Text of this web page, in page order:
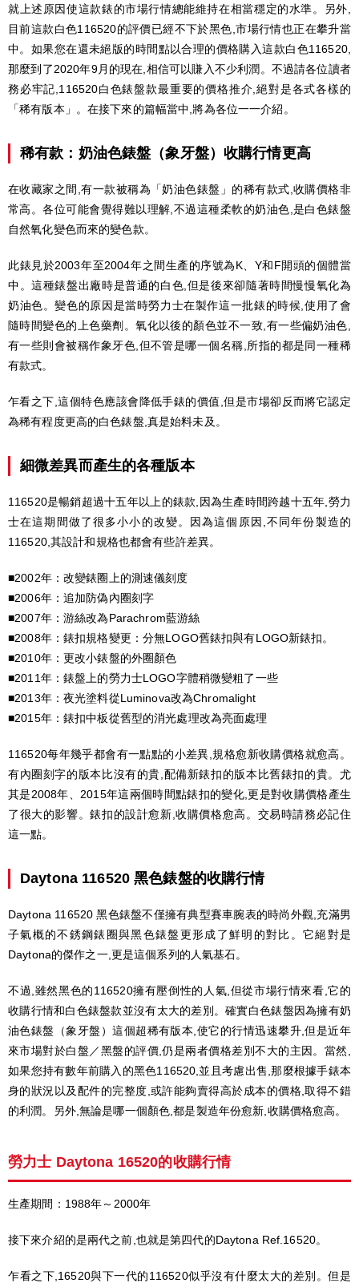
就上述原因使這款錶的市場行情總能維持在相當穩定的水準。另外,
目前這款白色116520的評價已經不下於黑色,市場行情也正在攀升當
中。如果您在還未絕版的時間點以合理的價格購入這款白色116520,
那麼到了2020年9月的現在,相信可以賺入不少利潤。不過請各位讀者
務必牢記,116520白色錶盤款最重要的價格推介,絕對是各式各樣的
「稀有版本」。在接下來的篇幅當中,將為各位一一介紹。
稀有款：奶油色錶盤（象牙盤）收購行情更高
在收藏家之間,有一款被稱為「奶油色錶盤」的稀有款式,收購價格非
常高。各位可能會覺得難以理解,不過這種柔軟的奶油色,是白色錶盤
自然氧化變色而來的變色款。
此錶見於2003年至2004年之間生產的序號為K、Y和F開頭的個體當
中。這種錶盤出廠時是普通的白色,但是後來卻隨著時間慢慢氧化為
奶油色。變色的原因是當時勞力士在製作這一批錶的時候,使用了會
隨時間變色的上色藥劑。氧化以後的顏色並不一致,有一些偏奶油色,
有一些則會被稱作象牙色,但不管是哪一個名稱,所指的都是同一種稀
有款式。
乍看之下,這個特色應該會降低手錶的價值,但是市場卻反而將它認定
為稀有程度更高的白色錶盤,真是始料未及。
細微差異而產生的各種版本
116520是暢銷超過十五年以上的錶款,因為生產時間跨越十五年,勞力
士在這期間做了很多小小的改變。因為這個原因,不同年份製造的
116520,其設計和規格也都會有些許差異。
■2002年：改變錶圈上的測速儀刻度
■2006年：追加防偽內圈刻字
■2007年：游絲改為Parachrom藍游絲
■2008年：錶扣規格變更：分無LOGO舊錶扣與有LOGO新錶扣。
■2010年：更改小錶盤的外圈顏色
■2011年：錶盤上的勞力士LOGO字體稍微變粗了一些
■2013年：夜光塗料從Luminova改為Chromalight
■2015年：錶扣中板從舊型的消光處理改為亮面處理
116520每年幾乎都會有一點點的小差異,規格愈新收購價格就愈高。
有內圈刻字的版本比沒有的貴,配備新錶扣的版本比舊錶扣的貴。尤
其是2008年、2015年這兩個時間點錶扣的變化,更是對收購價格產生
了很大的影響。錶扣的設計愈新,收購價格愈高。交易時請務必記住
這一點。
Daytona 116520 黑色錶盤的收購行情
Daytona 116520 黑色錶盤不僅擁有典型賽車腕表的時尚外觀,充滿男
子氣概的不銹鋼錶圈與黑色錶盤更形成了鮮明的對比。它絕對是
Daytona的傑作之一,更是這個系列的人氣基石。
不過,雖然黑色的116520擁有壓倒性的人氣,但從市場行情來看,它的
收購行情和白色錶盤款並沒有太大的差別。確實白色錶盤因為擁有奶
油色錶盤（象牙盤）這個超稀有版本,使它的行情迅速攀升,但是近年
來市場對於白盤／黑盤的評價,仍是兩者價格差別不大的主因。當然,
如果您持有數年前購入的黑色116520,並且考慮出售,那麼根據手錶本
身的狀況以及配件的完整度,或許能夠賣得高於成本的價格,取得不錯
的利潤。另外,無論是哪一個顏色,都是製造年份愈新,收購價格愈高。
勞力士 Daytona 16520的收購行情
生產期間：1988年～2000年
接下來介紹的是兩代之前,也就是第四代的Daytona Ref.16520。
乍看之下,16520與下一代的116520似乎沒有什麼太大的差別。但是